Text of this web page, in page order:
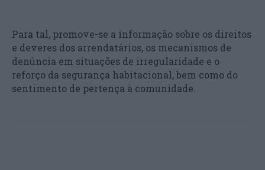
Para tal, promove-se a informação sobre os direitos
e deveres dos arrendatários, os mecanismos de
denúncia em situações de irregularidade e o
reforço da segurança habitacional, bem como do
sentimento de pertença à comunidade.